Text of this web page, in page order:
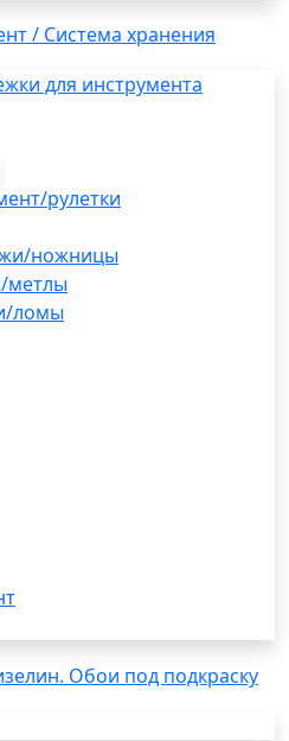
/ Система хранения
для инструмента
рулетки
ножницы
метлы
ломы
Обои под подкраску